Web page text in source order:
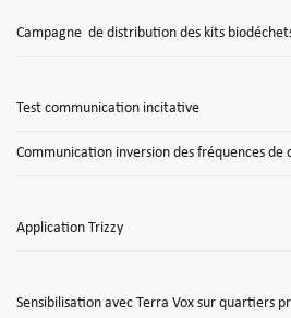
Campagne de distribution des kits
Test communication incitative
Communication inversion des fréquences de
Application Trizzy
Sensibilisation avec Terra Vox sur quartiers